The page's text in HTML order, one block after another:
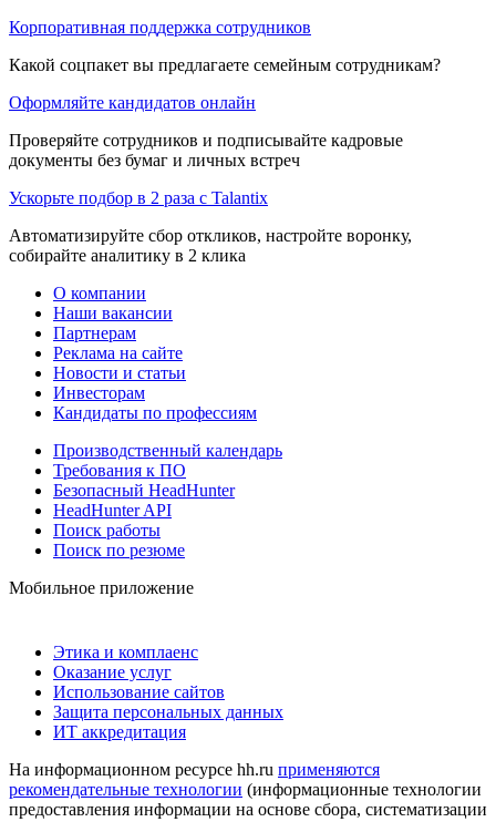
Корпоративная поддержка сотрудников
Какой соцпакет вы предлагаете семейным сотрудникам?
Оформляйте кандидатов онлайн
Проверяйте сотрудников и подписывайте кадровые
документы без бумаг и личных встреч
Ускорьте подбор в 2 раза с Talantix
Автоматизируйте сбор откликов, настройте воронку,
собирайте аналитику в 2 клика
О компании
Наши вакансии
Партнерам
Реклама на сайте
Новости и статьи
Инвесторам
Кандидаты по профессиям
Производственный календарь
Требования к ПО
Безопасный HeadHunter
HeadHunter API
Поиск работы
Поиск по резюме
Мобильное приложение
Этика и комплаенс
Оказание услуг
Использование сайтов
Защита персональных данных
ИТ аккредитация
На информационном ресурсе hh.ru применяются
рекомендательные технологии (информационные технологии
предоставления информации на основе сбора, систематизации